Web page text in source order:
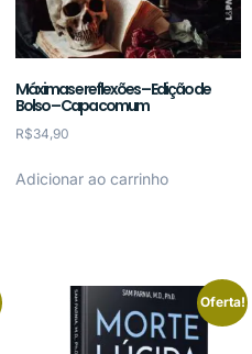
Máximas e reflexões – Edição de
Bolso – Capa comum
R$34,90
Adicionar ao carrinho
Oferta!